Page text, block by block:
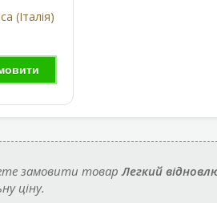
(Італія)
замовити товарЛегкий
ціну.